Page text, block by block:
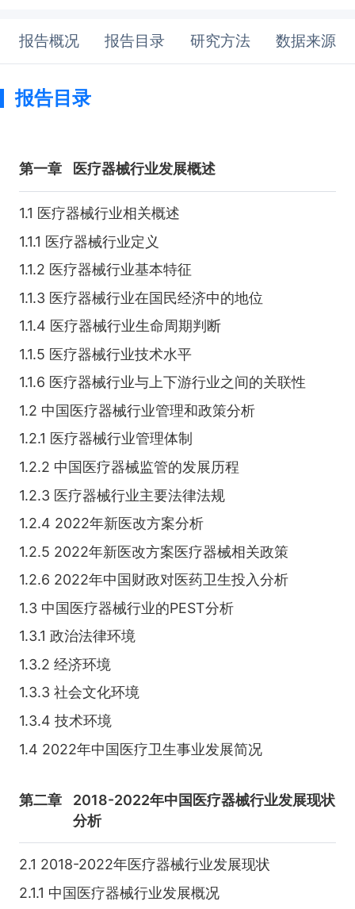
报告概况 报告目录 研究方法 数据来源
报告目录
第一章 医疗器械行业发展概述
1.1 医疗器械行业相关概述
1.1.1 医疗器械行业定义
1.1.2 医疗器械行业基本特征
1.1.3 医疗器械行业在国民经济中的地位
1.1.4 医疗器械行业生命周期判断
1.1.5 医疗器械行业技术水平
1.1.6 医疗器械行业与上下游行业之间的关联性
1.2 中国医疗器械行业管理和政策分析
1.2.1 医疗器械行业管理体制
1.2.2 中国医疗器械监管的发展历程
1.2.3 医疗器械行业主要法律法规
1.2.4 2022年新医改方案分析
1.2.5 2022年新医改方案医疗器械相关政策
1.2.6 2022年中国财政对医药卫生投入分析
1.3 中国医疗器械行业的PEST分析
1.3.1 政治法律环境
1.3.2 经济环境
1.3.3 社会文化环境
1.3.4 技术环境
1.4 2022年中国医疗卫生事业发展简况
第二章
2018-2022年中国医疗器械行业发展现状
分析
2.1 2018-2022年医疗器械行业发展现状
2.1.1 中国医疗器械行业发展概况